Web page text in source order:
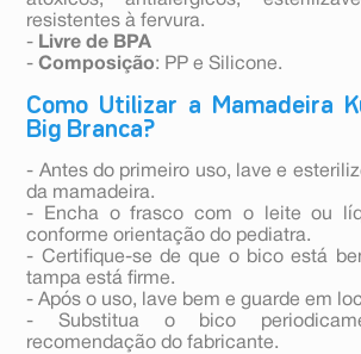
resistentes à fervura.
- Livre de BPA
-Composição: PP e Silicone.
Como Utilizar a Mamadeira
Big Branca?
- Antes do primeiro uso, lave e
da mamadeira.
- Encha o frasco com o leite ou
conforme orientação do pediatra.
- Certifique-se de que o bico está
tampa está firme.
- Após o uso, lave bem e guarde em
- Substitua o bico
recomendação do fabricante.